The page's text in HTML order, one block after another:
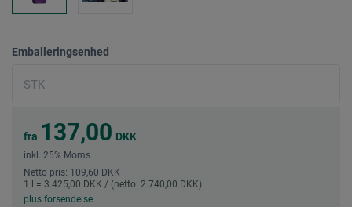
Emballeringsenhed
fra 137,00 DKK
inkl. 25% Moms
Netto pris: 109,60 DKK
1 l = 3.425,00 DKK / (netto: 2.740,00 DKK)
plus forsendelse